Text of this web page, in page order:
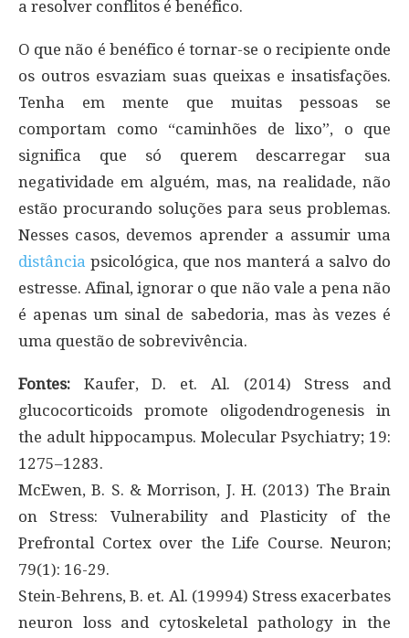
a resolver conflitos é benéfico.
O que não é benéfico é tornar-se o recipiente onde
os outros esvaziam suas queixas e insatisfações.
Tenha em mente que muitas pessoas se
comportam como “caminhões de lixo”, o que
significa que só querem descarregar sua
negatividade em alguém, mas, na realidade, não
estão procurando soluções para seus problemas.
Nesses casos, devemos aprender a assumir uma
distância psicológica, que nos manterá a salvo do
estresse. Afinal, ignorar o que não vale a pena não
é apenas um sinal de sabedoria, mas às vezes é
uma questão de sobrevivência.
Fontes: Kaufer, D. et. Al. (2014) Stress and
glucocorticoids promote oligodendrogenesis in
the adult hippocampus. Molecular Psychiatry; 19:
1275–1283.
McEwen, B. S. & Morrison, J. H. (2013) The Brain
on Stress: Vulnerability and Plasticity of the
Prefrontal Cortex over the Life Course. Neuron;
79(1): 16-29.
Stein-Behrens, B. et. Al. (19994) Stress exacerbates
neuron loss and cytoskeletal pathology in the